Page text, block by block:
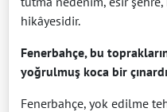
hikâyesidir.
Fenerbahçe, bu
yoğrulmuş koca bir
Fenerbahçe, yok edilme